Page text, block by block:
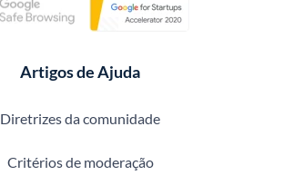
Artigos de Ajuda
Diretrizes da comunidade
Critérios de moderação